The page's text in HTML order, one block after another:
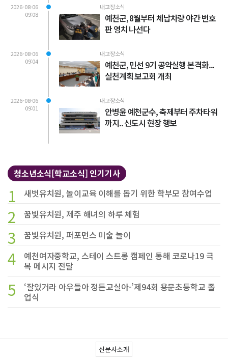
2026-08-06
09:08
내고장소식
예천군, 8월부터 체납차량 야간 번호
판 영치 나선다
2026-08-06
09:04
내고장소식
예천군, 민선 9기 공약실행 본격화...
실천계획 보고회 개최
2026-08-06
09:01
내고장소식
안병윤 예천군수, 축제부터 주차타워
까지.. 신도시 현장 행보
청소년소식[학교소식] 인기기사
1 새벗유치원, 놀이교육 이해를 돕기 위한 학부모 참여수업
2 꿈빛유치원, 제주 해녀의 하루 체험
3 꿈빛유치원, 퍼포먼스 미술 놀이
4
예천여자중학교, 스테이 스트롱 캠페인 통해 코로나19 극
복 메시지 전달
5
‘잘있거라 아우들아 정든교실아-’제94회 용문초등학교 졸
업식
신문사소개